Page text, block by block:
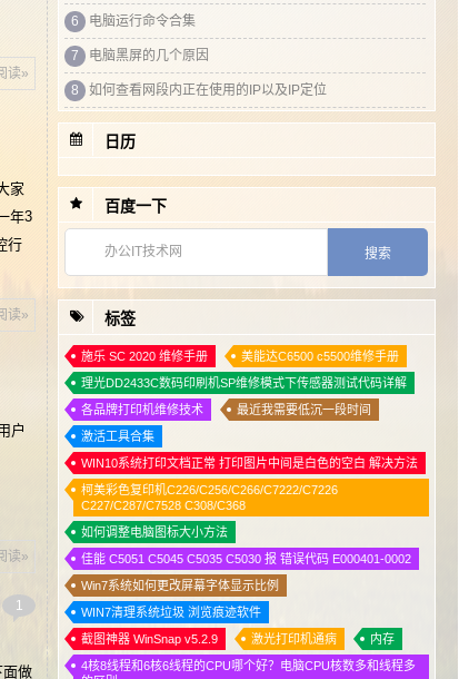
读»
家
年3
行
读»
户
读»
1
做
6 戴尔g3外星人控制中心 下载安装方法
7 海康威视摄像头出现花屏竖纹 解决方法
8 多媒体教学一体机显示未输入信号 解决方法
1 你家电脑还在卡吗？原因和解决方法都在这里了(值得收藏)
向钱看为了生活，向前看为了理想！
4秒开机！老机器可装，最新windows11精简优化系统镜像，免激活，已修复已知BUG！
5 硒鼓加粉后打印空白页的原因和解决办法
6 理光 mp9000-1100-1350 维修手册
7 如何用ping命令测试网速
8 win10系统怎么重置组策略编辑器
日历
百度一下
标签
施乐 SC 2020 维修手册
美能达C6500 c5500维修手册
理光DD2433C数码印刷机SP维修模式下传感器测试代码详解
各品牌打印机维修技术
最近我需要低沉一段时间
激活工具合集
WIN10系统打印文档正常 打印图片中间是白色的空白 解决方法
柯美彩色复印机C226/C256/C266/C7222/C7226
C227/C287/C7528 C308/C368
如何调整电脑图标大小方法
佳能 C5051 C5045 C5035 C5030 报 错误代码 E000401-0002
Win7系统如何更改屏幕字体显示比例
WIN7清理系统垃圾 浏览痕迹软件
截图神器 WinSnap v5.2.9
激光打印机通病
内存
4核8线程和6核6线程的CPU哪个好？电脑CPU核数多和线程多